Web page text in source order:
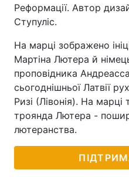
Реформації. Автор
Ступуліс.
На марці зображено
Мартіна Лютера й
проповідника
сьогоднішньої Латвії
Ризі (Лівонія). На
троянда Лютера -
лютеранства.